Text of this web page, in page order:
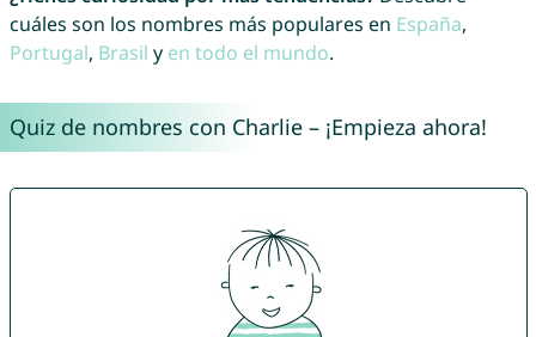
cuáles son los nombres más populares en España,
Portugal, Brasil y en todo el mundo.
Quiz de nombres con Charlie – ¡Empieza ahora!